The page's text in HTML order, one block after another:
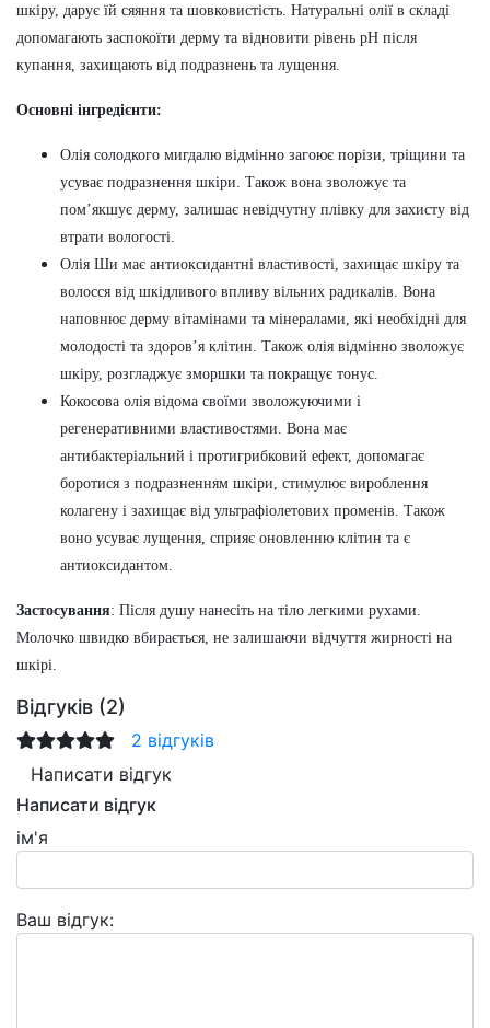
шкіру, дарує їй сяяння та шовковистість. Натуральні олії в складі
допомагають заспокоїти дерму та відновити рівень pH після
купання, захищають від подразнень та лущення.
Основні інгредієнти:
Олія солодкого мигдалю відмінно загоює порізи, тріщини та
усуває подразнення шкіри. Також вона зволожує та
пом’якшує дерму, залишає невідчутну плівку для захисту від
втрати вологості.
Олія Ши має антиоксидантні властивості, захищає шкіру та
волосся від шкідливого впливу вільних радикалів. Вона
наповнює дерму вітамінами та мінералами, які необхідні для
молодості та здоров’я клітин. Також олія відмінно зволожує
шкіру, розгладжує зморшки та покращує тонус.
Кокосова олія відома своїми зволожуючими і
регенеративними властивостями. Вона має
антибактеріальний і протигрибковий ефект, допомагає
боротися з подразненням шкіри, стимулює вироблення
колагену і захищає від ультрафіолетових променів. Також
воно усуває лущення, сприяє оновленню клітин та є
антиоксидантом.
Застосування: Після душу нанесіть на тіло легкими рухами.
Молочко швидко вбирається, не залишаючи відчуття жирності на
шкірі.
Відгуків (2)
2 відгуків
Написати відгук
Написати відгук
ім'я
Ваш відгук: